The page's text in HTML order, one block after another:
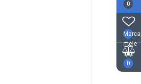
0
mele
(0)
0